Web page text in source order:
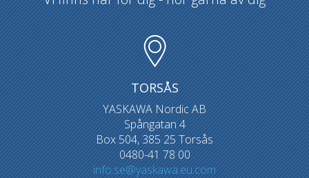
TORSÅS
YASKAWA Nordic AB
Spångatan 4
Box 504, 385 25 Torsås
0480-41 78 00
info.se@yaskawa.eu.com